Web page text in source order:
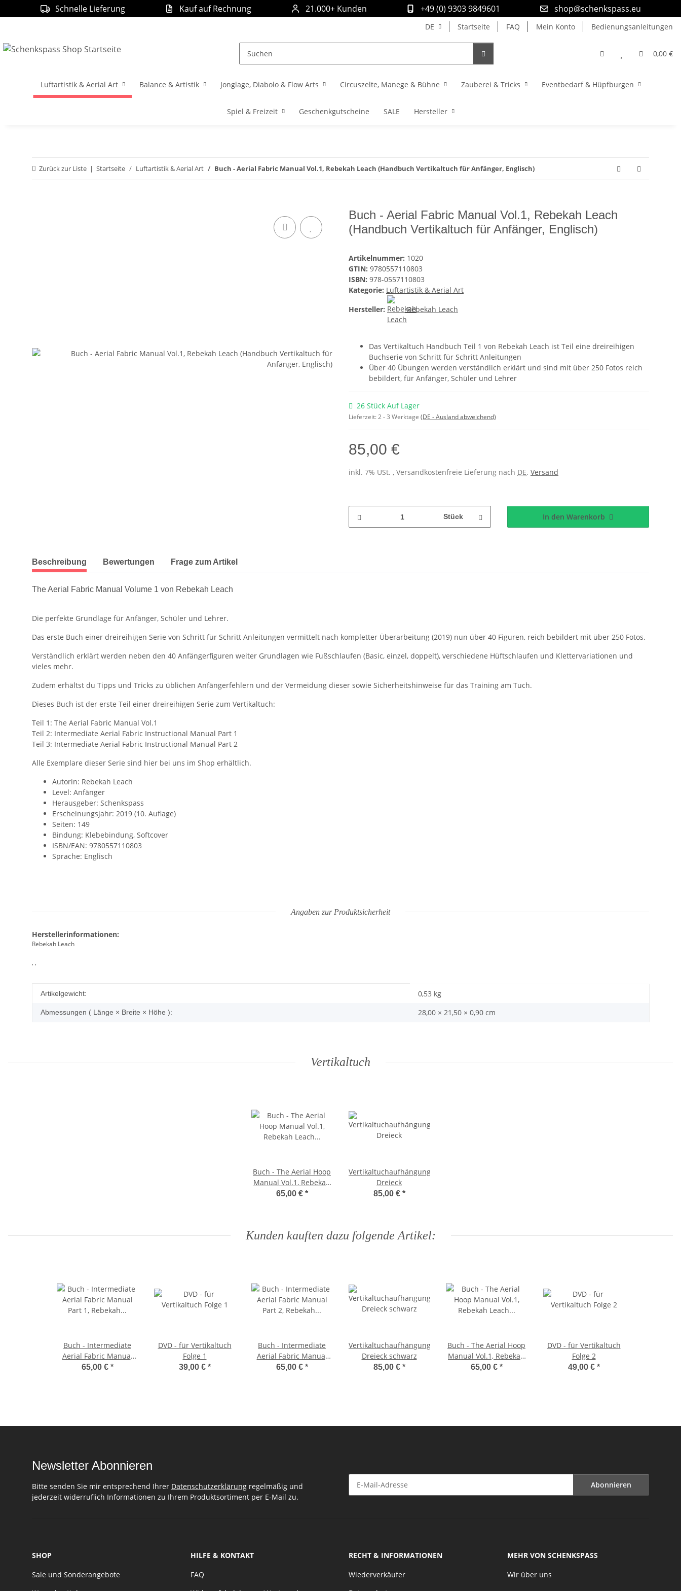
Schnelle Lieferung Kauf auf Rechnung 21.000+ Kunden +49 (0) 9303 9849601 shop@schenkspass.eu
DE Startseite FAQ Mein Konto Bedienungsanleitungen
0,00 €
Luftartistik & Aerial Art Balance & Artistik Jonglage, Diabolo & Flow Arts Circuszelte, Manege & Bühne Zauberei & Tricks Eventbedarf & Hüpfburgen
Spiel & Freizeit Geschenkgutscheine SALE Hersteller
Zurück zur Liste Startseite Luftartistik & Aerial Art Buch - Aerial Fabric Manual Vol.1, Rebekah Leach (Handbuch Vertikaltuch für Anfänger, Englisch)
Buch - Aerial Fabric Manual Vol.1, Rebekah Leach
(Handbuch Vertikaltuch für Anfänger, Englisch)
Artikelnummer: 1020
GTIN: 9780557110803
ISBN: 978-0557110803
Kategorie: Luftartistik & Aerial Art
Hersteller:
Rebekah Leach
Das Vertikaltuch Handbuch Teil 1 von Rebekah Leach ist Teil eine dreireihigen
Buchserie von Schritt für Schritt Anleitungen
Über 40 Übungen werden verständlich erklärt und sind mit über 250 Fotos reich
bebildert, für Anfänger, Schüler und Lehrer
26 Stück Auf Lager
Lieferzeit:2 - 3 Werktage (DE - Ausland abweichend)
85,00 €
inkl. 7% USt. , Versandkostenfreie Lieferung nach DE. Versand
Stück In den Warenkorb
weitere Registerkarten anzeigen
Beschreibung Bewertungen Frage zum Artikel
The Aerial Fabric Manual Volume 1 von Rebekah Leach
Die perfekte Grundlage für Anfänger, Schüler und Lehrer.
Das erste Buch einer dreireihigen Serie von Schritt für Schritt Anleitungen vermittelt nach kompletter Überarbeitung (2019) nun über 40 Figuren, reich bebildert mit über 250 Fotos.
Verständlich erklärt werden neben den 40 Anfängerfiguren weiter Grundlagen wie Fußschlaufen (Basic, einzel, doppelt), verschiedene Hüftschlaufen und Klettervariationen und
vieles mehr.
Zudem erhältst du Tipps und Tricks zu üblichen Anfängerfehlern und der Vermeidung dieser sowie Sicherheitshinweise für das Training am Tuch.
Dieses Buch ist der erste Teil einer dreireihigen Serie zum Vertikaltuch:
Teil 1: The Aerial Fabric Manual Vol.1
Teil 2: Intermediate Aerial Fabric Instructional Manual Part 1
Teil 3: Intermediate Aerial Fabric Instructional Manual Part 2
Alle Exemplare dieser Serie sind hier bei uns im Shop erhältlich.
Autorin: Rebekah Leach
Level: Anfänger
Herausgeber: Schenkspass
Erscheinungsjahr: 2019 (10. Auflage)
Seiten: 149
Bindung: Klebebindung, Softcover
ISBN/EAN: 9780557110803
Sprache: Englisch
Angaben zur Produktsicherheit
Herstellerinformationen:
Rebekah Leach
, ,
Produkteigenschaft
Wert
Artikelgewicht: 0,53 kg
Abmessungen ( Länge × Breite × Höhe ): 28,00 × 21,50 × 0,90 cm
Vertikaltuch
Buch - The Aerial Hoop
Manual Vol.1, Rebekah
Leach (Handbuch für
65,00 € *
Vertikaltuchaufhängung
Dreieck
85,00 € *
Kunden kauften dazu folgende Artikel:
Buch - Intermediate
Aerial Fabric Manual
Part 1, Rebekah Leach
65,00 € *
DVD - für Vertikaltuch
Folge 1
39,00 € *
Buch - Intermediate
Aerial Fabric Manual
Part 2, Rebekah Leach
65,00 € *
Vertikaltuchaufhängung
Dreieck schwarz
85,00 € *
Buch - The Aerial Hoop
Manual Vol.1, Rebekah
Leach (Handbuch für
65,00 € *
DVD - für Vertikaltuch
Folge 2
49,00 € *
Newsletter Abonnieren
Bitte senden Sie mir entsprechend Ihrer Datenschutzerklärung regelmäßig und
jederzeit widerruflich Informationen zu Ihrem Produktsortiment per E-Mail zu.
Abonnieren
SHOP
Sale und Sonderangebote
HILFE & KONTAKT
FAQ
RECHT & INFORMATIONEN
Wiederverkäufer
MEHR VON SCHENKSPASS
Wir über uns